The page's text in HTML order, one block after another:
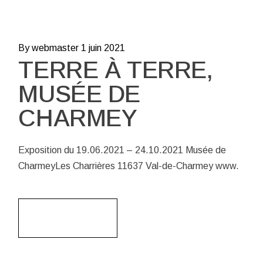
By webmaster 1 juin 2021
TERRE À TERRE,
MUSÉE DE
CHARMEY
Exposition du 19.06.2021 – 24.10.2021 Musée de
CharmeyLes Charrières 11637 Val-de-Charmey www.